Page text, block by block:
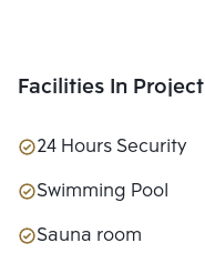
Facilities In Project
24 Hours Security
Swimming Pool
Sauna room